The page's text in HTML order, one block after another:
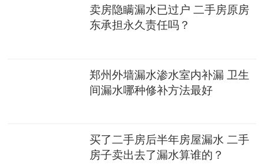
卖房隐瞒漏水已过户 二手房原房
东承担永久责任吗？
郑州外墙漏水渗水室内补漏 卫生
间漏水哪种修补方法最好
买了二手房后半年房屋漏水 二手
房子卖出去了漏水算谁的？